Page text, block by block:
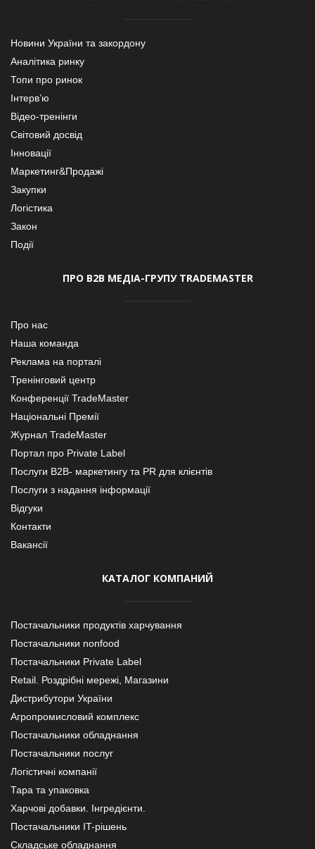
Новини України та закордону
Аналітика ринку
Топи про ринок
Інтерв’ю
Відео-тренінги
Світовий досвід
Інновації
Маркетинг&Продажі
Закупки
Логістика
Закон
Події
ПРО В2В МЕДІА-ГРУПУ TRADEMASTER
Про нас
Наша команда
Реклама на порталі
Тренінговий центр
Конференції TradeMaster
Національні Премії
Журнал TradeMaster
Портал про Private Label
Послуги В2В- маркетингу та PR для клієнтів
Послуги з надання інформації
Відгуки
Контакти
Вакансії
КАТАЛОГ КОМПАНИЙ
Постачальники продуктів харчування
Постачальники nonfood
Постачальники Private Label
Retail. Роздрібні мережі, Магазини
Дистрибутори України
Агропромисловий комплекс
Постачальники обладнання
Постачальники послуг
Логістичні компанії
Тара та упаковка
Харчові добавки. Інгредієнти.
Постачальники IT-рішень
Складське обладнання